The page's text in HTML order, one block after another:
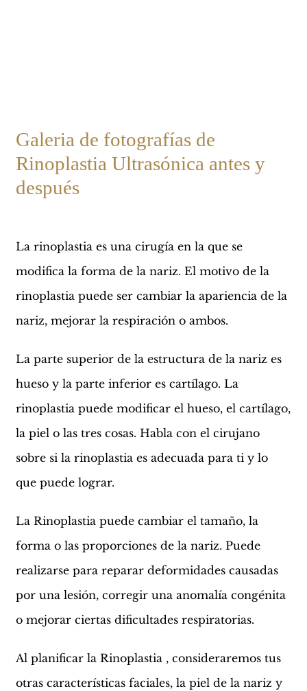
Galeria de fotografías de
Rinoplastia Ultrasónica antes y
después
La rinoplastia es una cirugía en la que se
modifica la forma de la nariz. El motivo de la
rinoplastia puede ser cambiar la apariencia de la
nariz, mejorar la respiración o ambos.
La parte superior de la estructura de la nariz es
hueso y la parte inferior es cartílago. La
rinoplastia puede modificar el hueso, el cartílago,
la piel o las tres cosas. Habla con el cirujano
sobre si la rinoplastia es adecuada para ti y lo
que puede lograr.
La Rinoplastia puede cambiar el tamaño, la
forma o las proporciones de la nariz. Puede
realizarse para reparar deformidades causadas
por una lesión, corregir una anomalía congénita
o mejorar ciertas dificultades respiratorias.
Al planificar la Rinoplastia , consideraremos tus
otras características faciales, la piel de la nariz y